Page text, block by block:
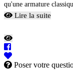
qu'une armature
Lire la suite
Poser votre